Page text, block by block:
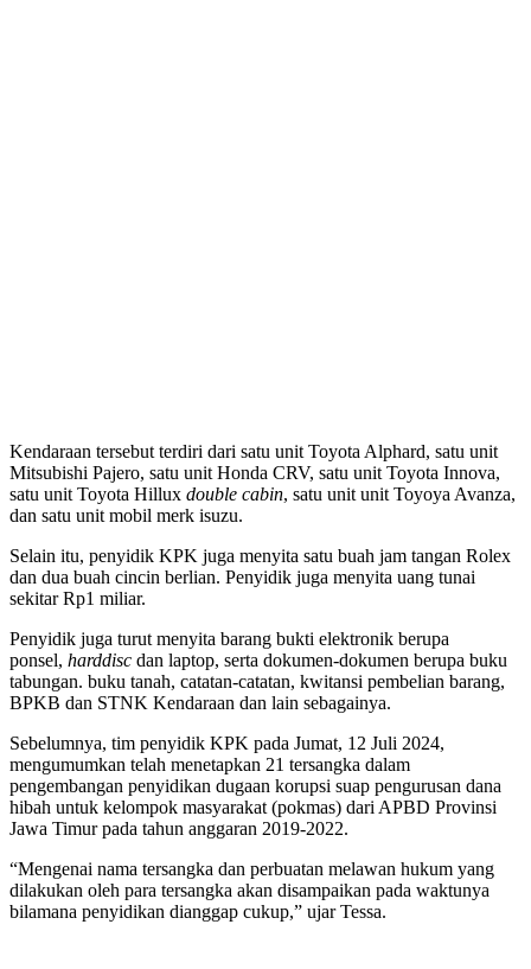
Kendaraan tersebut terdiri dari satu unit Toyota Alphard, satu unit
Mitsubishi Pajero, satu unit Honda CRV, satu unit Toyota Innova,
satu unit Toyota Hillux double cabin, satu unit unit Toyoya Avanza,
dan satu unit mobil merk isuzu.
Selain itu, penyidik KPK juga menyita satu buah jam tangan Rolex
dan dua buah cincin berlian. Penyidik juga menyita uang tunai
sekitar Rp1 miliar.
Penyidik juga turut menyita barang bukti elektronik berupa
ponsel, harddisc dan laptop, serta dokumen-dokumen berupa buku
tabungan. buku tanah, catatan-catatan, kwitansi pembelian barang,
BPKB dan STNK Kendaraan dan lain sebagainya.
Sebelumnya, tim penyidik KPK pada Jumat, 12 Juli 2024,
mengumumkan telah menetapkan 21 tersangka dalam
pengembangan penyidikan dugaan korupsi suap pengurusan dana
hibah untuk kelompok masyarakat (pokmas) dari APBD Provinsi
Jawa Timur pada tahun anggaran 2019-2022.
“Mengenai nama tersangka dan perbuatan melawan hukum yang
dilakukan oleh para tersangka akan disampaikan pada waktunya
bilamana penyidikan dianggap cukup,” ujar Tessa.